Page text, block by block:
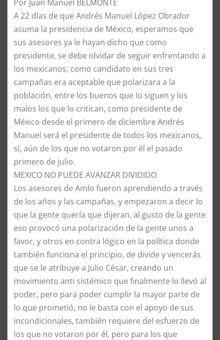
Por Juan Manuel BELMONTE
A 22 días de que Andrés Manuel López Obrador
asuma la presidencia de México, esperamos que
sus asesores ya le hayan dicho que como
presidente, se debe olvidar de seguir enfrentando a
los mexicanos, como candidato en sus tres
campañas era aceptable que polarizara a la
población, entre los buenos que lo siguen y los
malos los que lo critican, como presidente de
México desde el primero de diciembre Andrés
Manuel será el presidente de todos los mexicanos,
sí, aún de los que no votaron por él el pasado
primero de julio.
MEXICO NO PUEDE AVANZAR DIVIDIDO
Los asesores de Amlo fueron aprendiendo a través
de los años y las campañas, y empezaron a decir lo
que la gente quería que dijeran, al gusto de la gente
eso provocó una polarización de la gente unos a
favor, y otros en contra lógico en la política donde
también funciona el principio, de divide y vencerás
que se le atribuye a Julio César, creando un
movimiento anti sistémico que finalmente lo llevó al
poder, pero para poder cumplir la mayor parte de
lo que prometió, no le basta con el apoyo de sus
incondicionales, también requiere del esfuerzo de
los que no votaron por él, pero para los que